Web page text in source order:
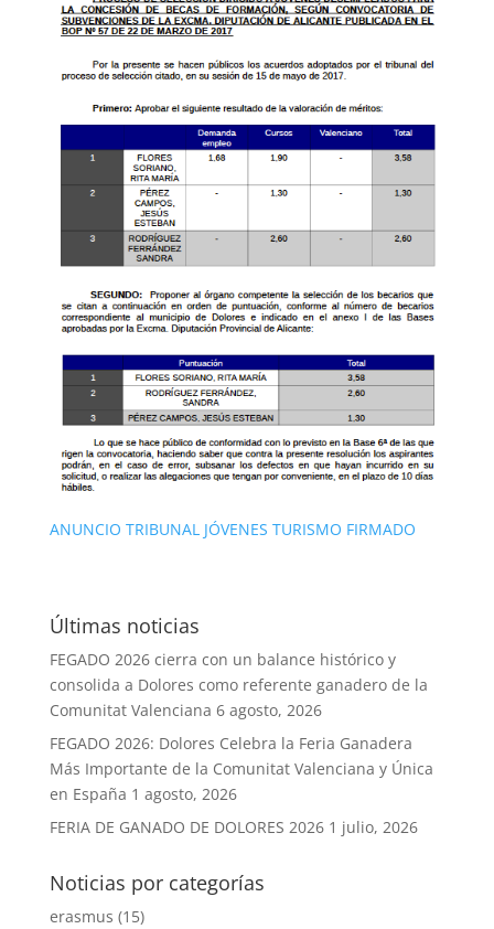
ANUNCIO TRIBUNAL JÓVENES TURISMO FIRMADO
Últimas noticias
FEGADO 2026 cierra con un balance histórico y
consolida a Dolores como referente ganadero de la
Comunitat Valenciana 6 agosto, 2026
FEGADO 2026: Dolores Celebra la Feria Ganadera
Más Importante de la Comunitat Valenciana y Única
en España 1 agosto, 2026
FERIA DE GANADO DE DOLORES 2026 1 julio, 2026
Noticias por categorías
erasmus (15)